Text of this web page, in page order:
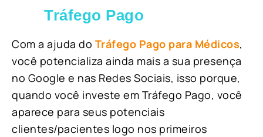
Tráfego Pago
Com a ajuda do Tráfego Pago para Médicos,
você potencializa ainda mais a sua presença
no Google e nas Redes Sociais, isso porque,
quando você investe em Tráfego Pago, você
aparece para seus potenciais
clientes/pacientes logo nos primeiros